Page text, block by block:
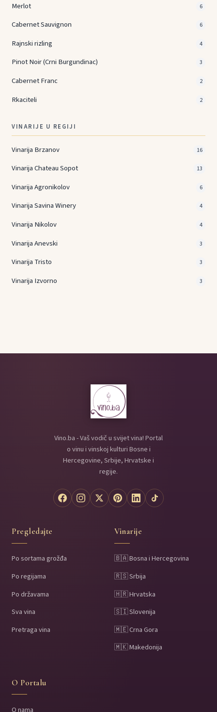
Merlot 6
Cabernet Sauvignon 6
Rajnski rizling 4
Pinot Noir (Crni Burgundinac) 3
Cabernet Franc 2
Rkaciteli 2
VINARIJE U REGIJI
Vinarija Brzanov 16
Vinarija Chateau Sopot 13
Vinarija Agronikolov 6
Vinarija Savina Winery 4
Vinarija Nikolov 4
Vinarija Anevski 3
Vinarija Tristo 3
Vinarija Izvorno 3
Vino.ba - Vaš vodič u svijet vina! Portal
o vinu i vinskoj kulturi Bosne i
Hercegovine, Srbije, Hrvatske i
regije.
Pregledajte
Po sortama grožđa
Po regijama
Po državama
Sva vina
Pretraga vina
Vinarije
🇧🇦 Bosna i Hercegovina
🇷🇸 Srbija
🇭🇷 Hrvatska
🇸🇮 Slovenija
🇲🇪 Crna Gora
🇲🇰 Makedonija
O Portalu
O nama